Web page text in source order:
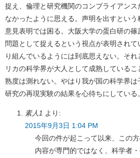
捉え、倫理と研究機関のコンプライアン
なかったように思える。声明を出すとい
意見表明では困る。大阪大学の蛋白研の
問題として捉えるという視点が表明され
り組んでいるようには到底思えない。そ
リカの科学界が大人として成熟している
熟度は測れない。やはり我が国の科学界
研究の再現実験の結果を心待ちにしている。
素人1 より:
2015年9月3日 1:04 PM
今回の件が起こって以来、この
内容が専門的ではなく、科学者